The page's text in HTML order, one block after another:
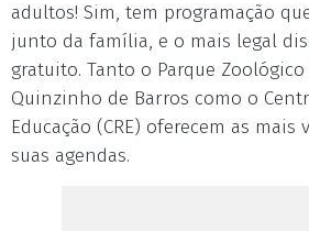
adultos! Sim, tem programação
junto da família, e o mais legal
gratuito. Tanto o Parque
Quinzinho de Barros como o
Educação (CRE) oferecem as mais
suas agendas.